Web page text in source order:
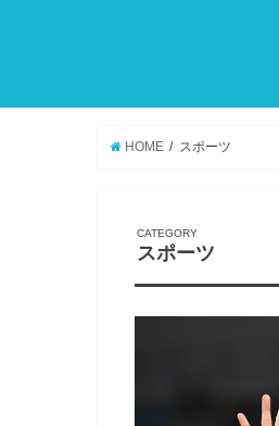
HOME スポーツ
スポーツ